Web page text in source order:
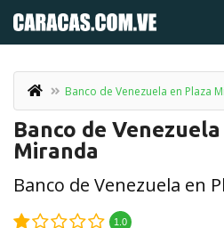
Banco de Venezuela en Plaza
Banco de
Miranda
Banco de Venezuela en
1.0